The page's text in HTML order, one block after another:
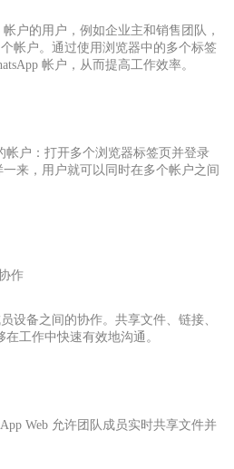
户的用户，例如企业主和销售团队，
帐户。通过使用浏览器中的多个标签
帐户，从而提高工作效率。
帐户：打开多个浏览器标签页并登录
来，用户就可以同时在多个帐户之间
作
设备之间的协作。共享文件、链接、
工作中快速有效地沟通。
Web 允许团队成员实时共享文件并